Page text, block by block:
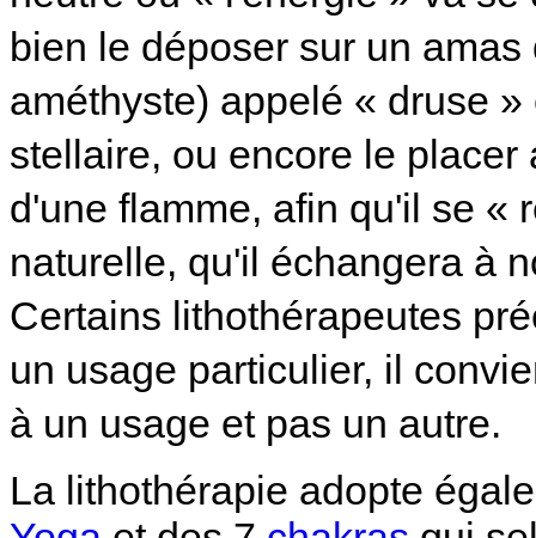
bien le déposer sur un
améthyste) appelé « druse
stellaire, ou encore le
d'une flamme, afin qu'il se «
naturelle, qu'il échangera à
Certains lithothérapeutes
un usage particulier, il
à un usage et pas un autre.
La lithothérapie adopte